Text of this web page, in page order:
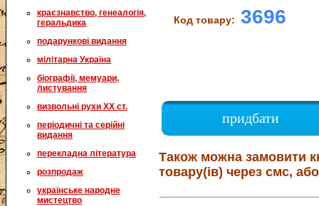
краєзнавство, генеалогія,
геральдика
подарункові видання
мілітарна Україна
біографії, мемуари,
листування
визвольні рухи XX ст.
періодичні та серійні
видання
перекладна література
розпродаж
українське народне
мистецтво
Код товару: 3696
придбати
Також можна замовити
товару(ів) через смс,